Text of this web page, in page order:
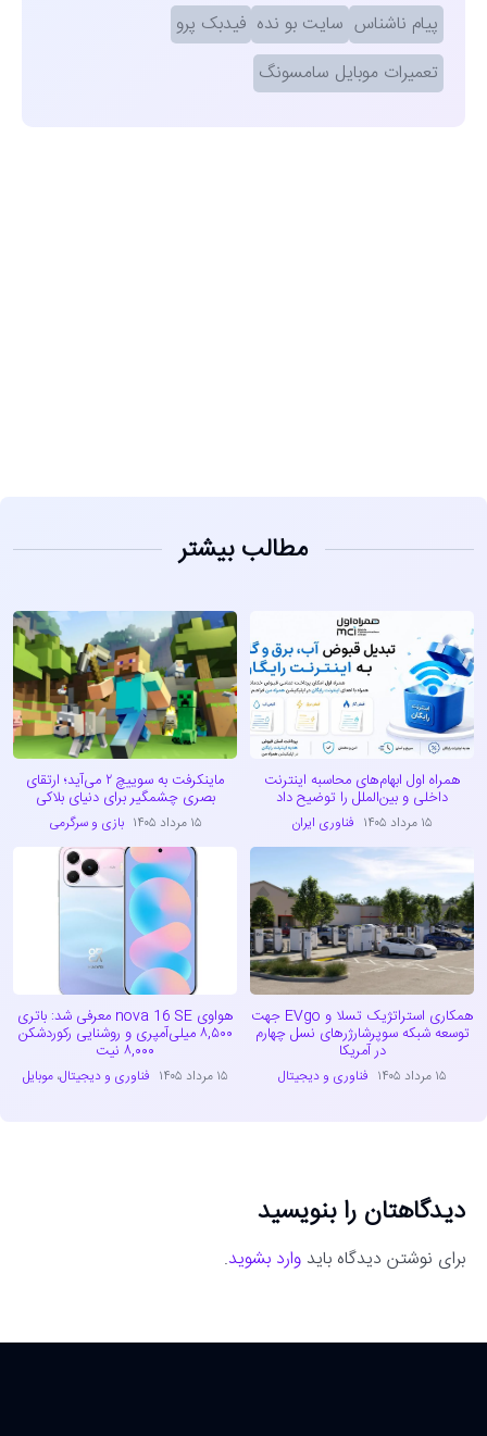
پیام ناشناس سایت بو نده فیدبک پرو
تعمیرات موبایل سامسونگ
مطالب بیشتر
همراه اول ابهام‌های محاسبه اینترنت
داخلی و بین‌الملل را توضیح داد
۱۵ مرداد ۱۴۰۵ فناوری ایران
ماینکرفت به سوییچ ۲ می‌آید؛ ارتقای
بصری چشمگیر برای دنیای بلاکی
۱۵ مرداد ۱۴۰۵ بازی و سرگرمی
همکاری استراتژیک تسلا و EVgo جهت
توسعه شبکه سوپرشارژرهای نسل چهارم
در آمریکا
۱۵ مرداد ۱۴۰۵ فناوری و دیجیتال
هواوی nova 16 SE معرفی شد: باتری
۸,۵۰۰ میلی‌آمپری و روشنایی رکوردشکن
۸,۰۰۰ نیت
۱۵ مرداد ۱۴۰۵ فناوری و دیجیتال،موبایل
دیدگاهتان را بنویسید
برای نوشتن دیدگاه باید وارد بشوید.